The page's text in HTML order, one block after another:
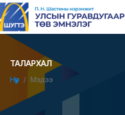
ТАЛАРХАЛ
Нүүр Мэдээ